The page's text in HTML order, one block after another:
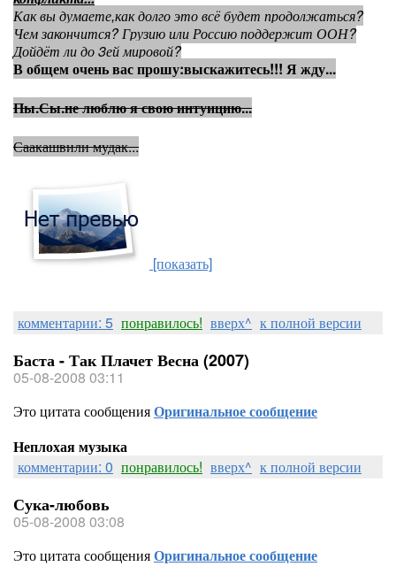
Как вы думаете,как долго это всё будет продолжаться?
Чем закончится? Грузию или Россию поддержит ООН?
Дойдёт ли до 3ей мировой?
В общем очень вас прошу:выскажитесь!!! Я жду...
Пы.Сы.не люблю я свою интуицию...
Саакашвили мудак...
[показать]
комментарии: 5 понравилось! вверх^ к полной версии
Баста - Так Плачет Весна (2007)
05-08-2008 03:11
Это цитата сообщенияОригинальное сообщение
Неплохая музыка
комментарии: 0 понравилось! вверх^ к полной версии
Сука-любовь
05-08-2008 03:08
Это цитата сообщенияОригинальное сообщение